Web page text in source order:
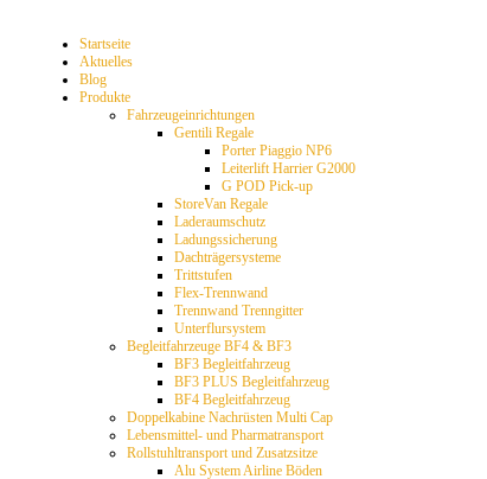
Startseite
Aktuelles
Blog
Produkte
Fahrzeugeinrichtungen
Gentili Regale
Porter Piaggio NP6
Leiterlift Harrier G2000
G POD Pick-up
StoreVan Regale
Laderaumschutz
Ladungssicherung
Dachträgersysteme
Trittstufen
Flex-Trennwand
Trennwand Trenngitter
Unterflursystem
Begleitfahrzeuge BF4 & BF3
BF3 Begleitfahrzeug
BF3 PLUS Begleitfahrzeug
BF4 Begleitfahrzeug
Doppelkabine Nachrüsten Multi Cap
Lebensmittel- und Pharmatransport
Rollstuhltransport und Zusatzsitze
Alu System Airline Böden